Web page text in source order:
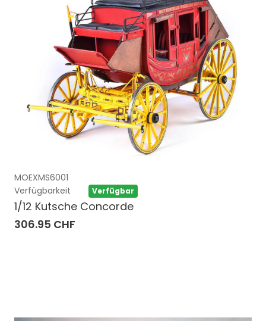
MOEXMS6001
Verfügbarkeit
Verfügbar
1/12 Kutsche Concorde
306.95 CHF